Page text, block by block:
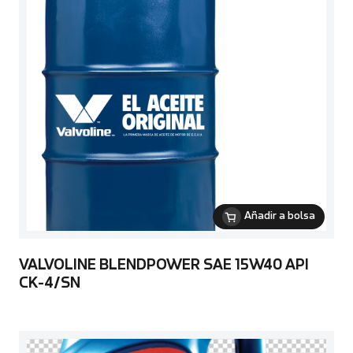
Añadir a bolsa
VALVOLINE BLENDPOWER SAE 15W40 API
CK-4/SN